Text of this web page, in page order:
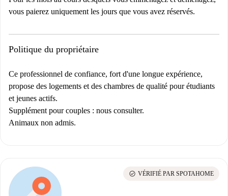
vous paierez uniquement les jours que vous avez réservés.
Politique du propriétaire
Ce professionnel de confiance, fort d'une longue expérience,
propose des logements et des chambres de qualité pour étudiants
et jeunes actifs.
Supplément pour couples : nous consulter.
Animaux non admis.
check_circle VÉRIFIÉ PAR SPOTAHOME